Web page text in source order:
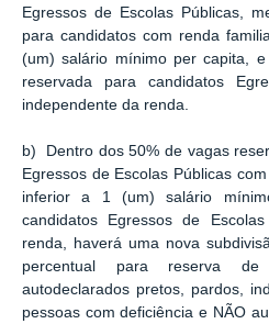
Egressos de Escolas Públicas,
para candidatos com renda
(um) salário mínimo per capita,
reservada para candidatos
independente da renda.
b) Dentro dos 50% de vagas
Egressos de Escolas Públicas
inferior a 1 (um) salário
candidatos Egressos de
renda, haverá uma nova
percentual para reserva
autodeclarados pretos, pardos,
pessoas com deficiência e NÃO